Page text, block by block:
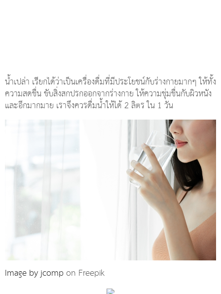
น้ำเปล่า เรียกได้ว่าเป็นเครื่องดื่มที่มีประโยชน์กับร่างกายมากๆ ให้ทั้ง
ความสดชื่น ขับสิ่งสกปรกออกจากร่างกาย ให้ความชุ่มชื่นกับผิวหนัง
และอีกมากมาย เราจึงควรดื่มน้ำให้ได้ 2 ลิตร ใน 1 วัน
Image by jcompon Freepik